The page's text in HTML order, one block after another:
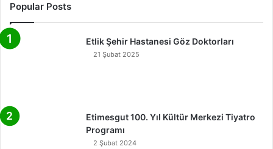
Popular Posts
Etlik Şehir Hastanesi Göz Doktorları
21 Şubat 2025
Etimesgut 100. Yıl Kültür Merkezi Tiyatro
Programı
2 Şubat 2024